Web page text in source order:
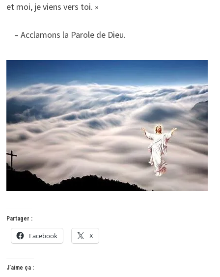
et moi, je viens vers toi. »
– Acclamons la Parole de Dieu.
Partager :
Facebook X
J’aime ça :